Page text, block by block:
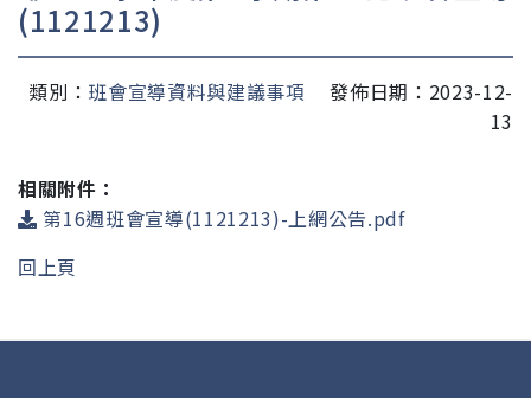
(1121213)
類別： 班會宣導資料與建議事項
發佈日期：2023-12-
13
相關附件：
第16週班會宣導(1121213)-上網公告.pdf
回上頁